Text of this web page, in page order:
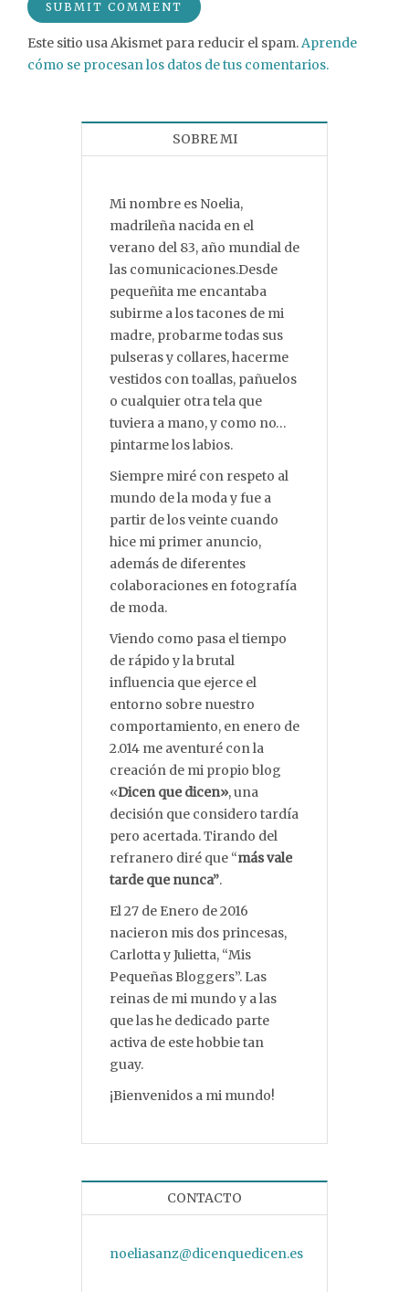
Este sitio usa Akismet para reducir el spam.Aprende
cómo se procesan los datos de tus comentarios.
SOBRE MI
Mi nombre es Noelia,
madrileña nacida en el
verano del 83, año mundial de
las comunicaciones.Desde
pequeñita me encantaba
subirme a los tacones de mi
madre, probarme todas sus
pulseras y collares, hacerme
vestidos con toallas, pañuelos
o cualquier otra tela que
tuviera a mano, y como no…
pintarme los labios.
Siempre miré con respeto al
mundo de la moda y fue a
partir de los veinte cuando
hice mi primer anuncio,
además de diferentes
colaboraciones en fotografía
de moda.
Viendo como pasa el tiempo
de rápido y la brutal
influencia que ejerce el
entorno sobre nuestro
comportamiento, en enero de
2.014 me aventuré con la
creación de mi propio blog
«Dicen que dicen», una
decisión que considero tardía
pero acertada. Tirando del
refranero diré que “más vale
tarde que nunca”.
El 27 de Enero de 2016
nacieron mis dos princesas,
Carlotta y Julietta, “Mis
Pequeñas Bloggers”. Las
reinas de mi mundo y a las
que las he dedicado parte
activa de este hobbie tan
guay.
¡Bienvenidos a mi mundo!
CONTACTO
noeliasanz@dicenquedicen.es